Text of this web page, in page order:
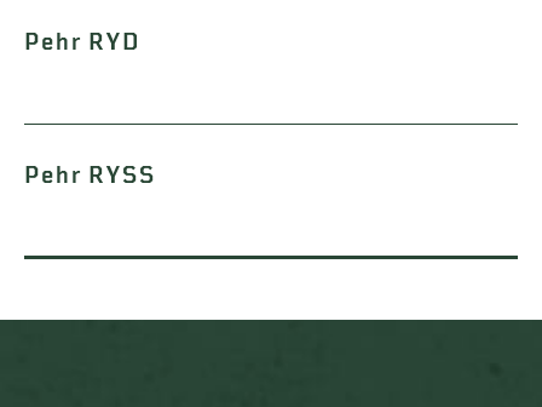
Pehr RYD
Pehr RYSS